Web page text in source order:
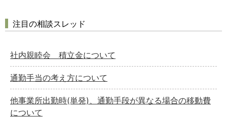
注目の相談スレッド
社内親睦会 積立金について
通勤手当の考え方について
他事業所出勤時(単発)、通勤手段が異なる場合の移動費
について